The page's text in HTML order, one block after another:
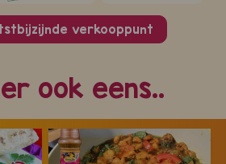
verkooppunt
ook eens..